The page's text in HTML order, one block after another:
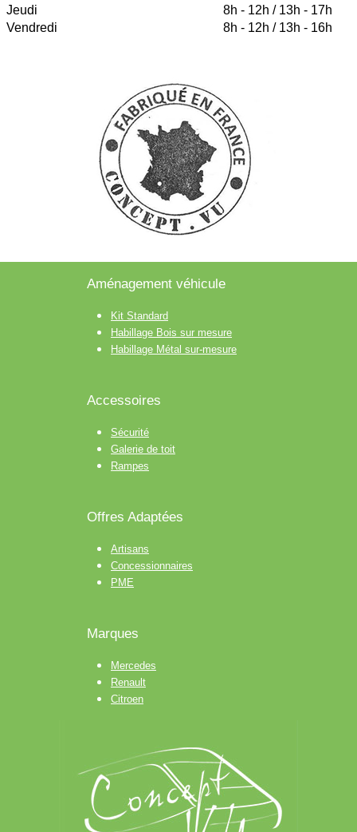
Jeudi
8h - 12h / 13h - 17h
Vendredi
8h - 12h / 13h - 16h
Aménagement véhicule
Kit Standard
Habillage Bois sur mesure
Habillage Métal sur-mesure
Accessoires
Sécurité
Galerie de toit
Rampes
Offres Adaptées
Artisans
Concessionnaires
PME
Marques
Mercedes
Renault
Citroen